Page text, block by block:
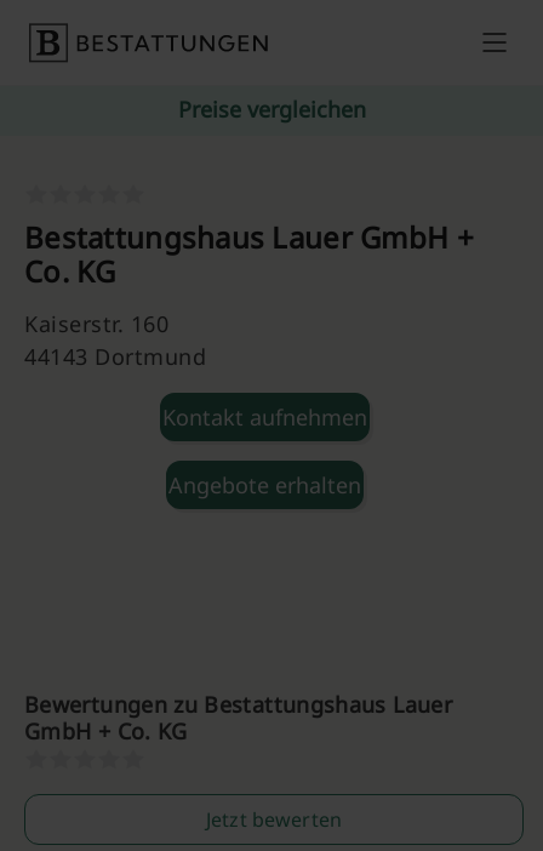
Preise vergleichen
Bestattungshaus Lauer GmbH +
Co. KG
Kaiserstr. 160
44143 Dortmund
Kontakt aufnehmen
Angebote erhalten
Bewertungen zu Bestattungshaus Lauer
GmbH + Co. KG
Jetzt bewerten